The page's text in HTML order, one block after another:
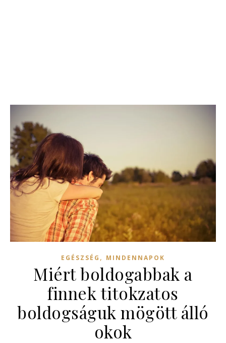
EGÉSZSÉG , MINDENNAPOK
Miért boldogabbak a
finnek titokzatos
boldogságuk mögött álló
okok